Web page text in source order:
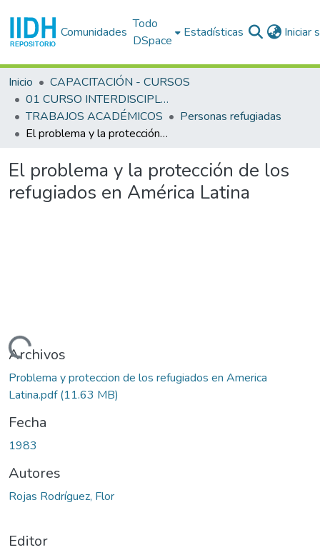
Comunidades
Todo
DSpace
Estadísticas Iniciar
Inicio
CAPACITACIÓN - CURSOS
01 CURSO INTERDISCIPLINARIO EN DERECHOS HUMANOS (1o. : 1983 sep. 12 - oct. 1 : San José)
TRABAJOS ACADÉMICOS
Personas refugiadas
El problema y la protección de los refugiados en América Latina
El problema y la protección de los
refugiados en América Latina
Cargando...
Archivos
Problema y proteccion de los refugiados en America
Latina.pdf(11.63 MB)
Fecha
1983
Autores
Rojas Rodríguez, Flor
Editor